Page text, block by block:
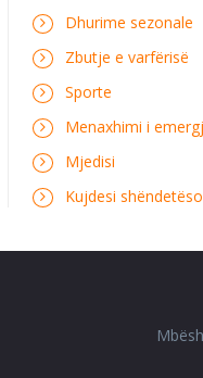
Dhurime sezonale
Zbutje e varfërisë
Sporte
Menaxhimi i
Mjedisi
Kujdesi